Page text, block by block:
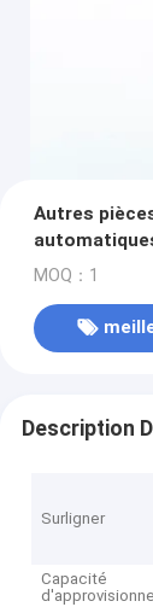
Autres
MOQ：1
Description
Surligner
Capacité